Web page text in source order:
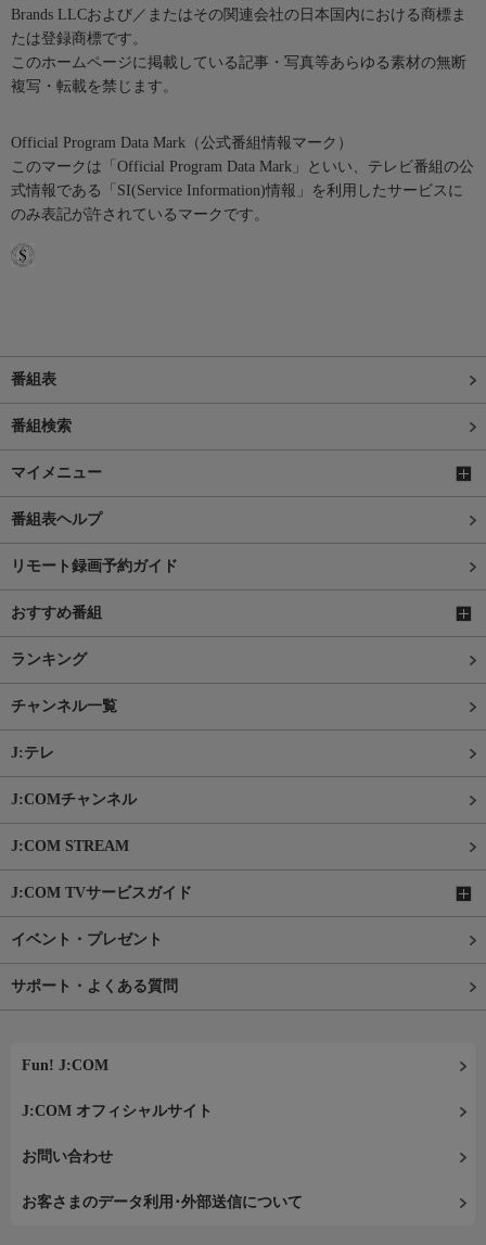
Brands LLCおよび／またはその関連会社の日本国内における商標ま
たは登録商標です。
このホームページに掲載している記事・写真等あらゆる素材の無断
複写・転載を禁じます。
Official Program Data Mark（公式番組情報マーク）
このマークは「Official Program Data Mark」といい、テレビ番組の公
式情報である「SI(Service Information)情報」を利用したサービスに
のみ表記が許されているマークです。
番組表
番組検索
マイメニュー
番組表ヘルプ
リモート録画予約ガイド
おすすめ番組
ランキング
チャンネル一覧
J:テレ
J:COMチャンネル
J:COM STREAM
J:COM TVサービスガイド
イベント・プレゼント
サポート・よくある質問
Fun! J:COM
J:COM オフィシャルサイト
お問い合わせ
お客さまのデータ利用･外部送信について